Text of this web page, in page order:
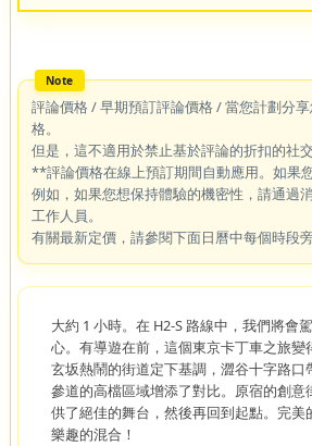
評論價格 / 早期預訂評論價格 / 當您計劃分
格。
但是，這不適用於禁止基於評論的折扣的社交
**評論價格在線上預訂期間自動應用。如果
例如，如果您想保持體驗的機密性，請通過
工作人員。
有關最新定價，請參閱下面日曆中每個時段
大約 1 小時。在 H2-S 路線中，我們將會
心。有導遊在前，這個東京卡丁車之旅變
玄坂熱鬧的街道定下基調，澀谷十字路口
參道的高檔區域增添了對比。原宿的創意
供了絕佳的舞台，然後再回到起點。完美
樂趣的混合！